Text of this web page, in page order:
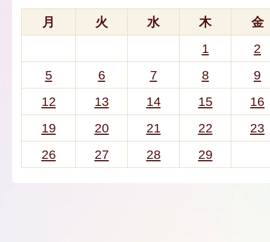
月 火 水 木
金
1
2
5
6 7 8
9
12
13 14 15
16
19
20 21 22
23
26
27 28 29